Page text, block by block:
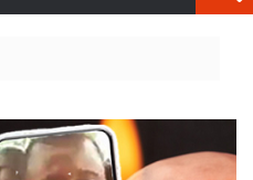
Guinée :